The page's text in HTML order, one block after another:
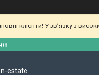
клієнти! У зв’язку з
estate